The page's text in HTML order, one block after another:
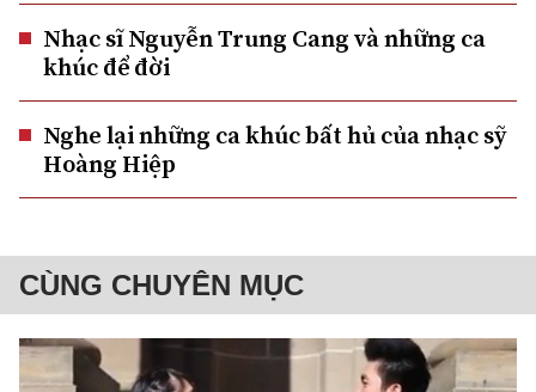
Nhạc sĩ Nguyễn Trung Cang và những ca
khúc để đời
Nghe lại những ca khúc bất hủ của nhạc sỹ
Hoàng Hiệp
CÙNG CHUYÊN MỤC